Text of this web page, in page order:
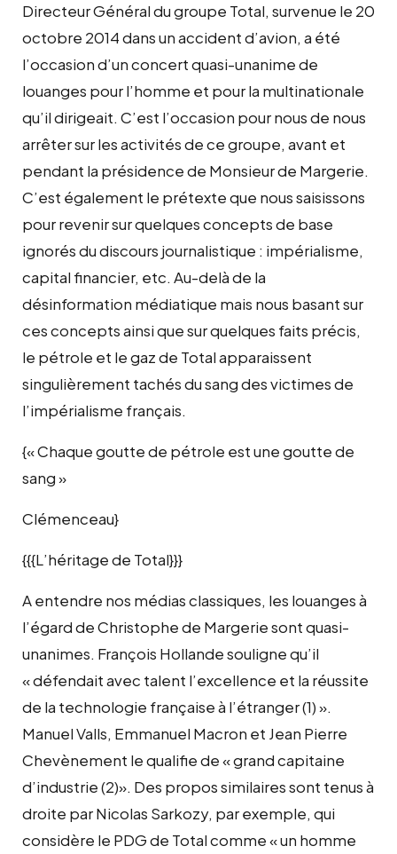
Directeur Général du groupe Total, survenue le 20
octobre 2014 dans un accident d’avion, a été
l’occasion d’un concert quasi-unanime de
louanges pour l’homme et pour la multinationale
qu’il dirigeait. C’est l’occasion pour nous de nous
arrêter sur les activités de ce groupe, avant et
pendant la présidence de Monsieur de Margerie.
C’est également le prétexte que nous saisissons
pour revenir sur quelques concepts de base
ignorés du discours journalistique : impérialisme,
capital financier, etc. Au-delà de la
désinformation médiatique mais nous basant sur
ces concepts ainsi que sur quelques faits précis,
le pétrole et le gaz de Total apparaissent
singulièrement tachés du sang des victimes de
l’impérialisme français.
{« Chaque goutte de pétrole est une goutte de
sang »
Clémenceau}
{{{L’héritage de Total}}}
A entendre nos médias classiques, les louanges à
l’égard de Christophe de Margerie sont quasi-
unanimes. François Hollande souligne qu’il
« défendait avec talent l’excellence et la réussite
de la technologie française à l’étranger (1) ».
Manuel Valls, Emmanuel Macron et Jean Pierre
Chevènement le qualifie de « grand capitaine
d’industrie (2)». Des propos similaires sont tenus à
droite par Nicolas Sarkozy, par exemple, qui
considère le PDG de Total comme « un homme